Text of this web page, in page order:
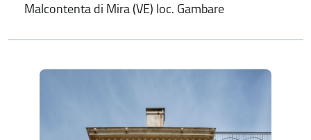
Malcontenta di Mira (VE) loc. Gambare